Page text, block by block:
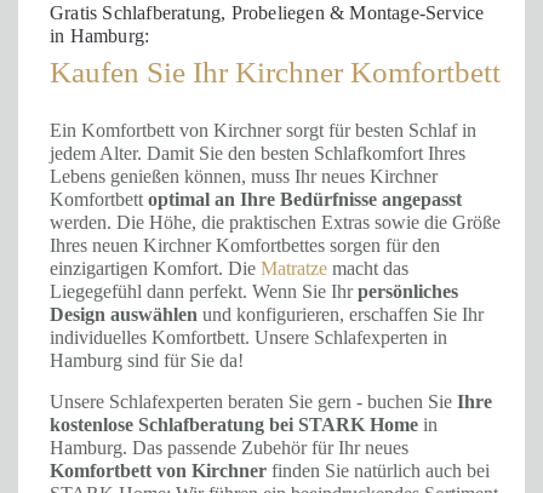
Gratis Schlafberatung, Probeliegen & Montage-Service
in Hamburg:
Kaufen Sie Ihr Kirchner Komfortbett
Ein Komfortbett von Kirchner sorgt für besten Schlaf in
jedem Alter. Damit Sie den besten Schlafkomfort Ihres
Lebens genießen können, muss Ihr neues Kirchner
Komfortbett optimal an Ihre Bedürfnisse angepasst
werden. Die Höhe, die praktischen Extras sowie die Größe
Ihres neuen Kirchner Komfortbettes sorgen für den
einzigartigen Komfort. Die Matratze macht das
Liegegefühl dann perfekt. Wenn Sie Ihrpersönliches
Design auswählen und konfigurieren, erschaffen Sie Ihr
individuelles Komfortbett. Unsere Schlafexperten in
Hamburg sind für Sie da!
Unsere Schlafexperten beraten Sie gern - buchen Sie Ihre
kostenlose Schlafberatung bei STARK Home in
Hamburg. Das passende Zubehör für Ihr neues
Komfortbett von Kirchner finden Sie natürlich auch bei